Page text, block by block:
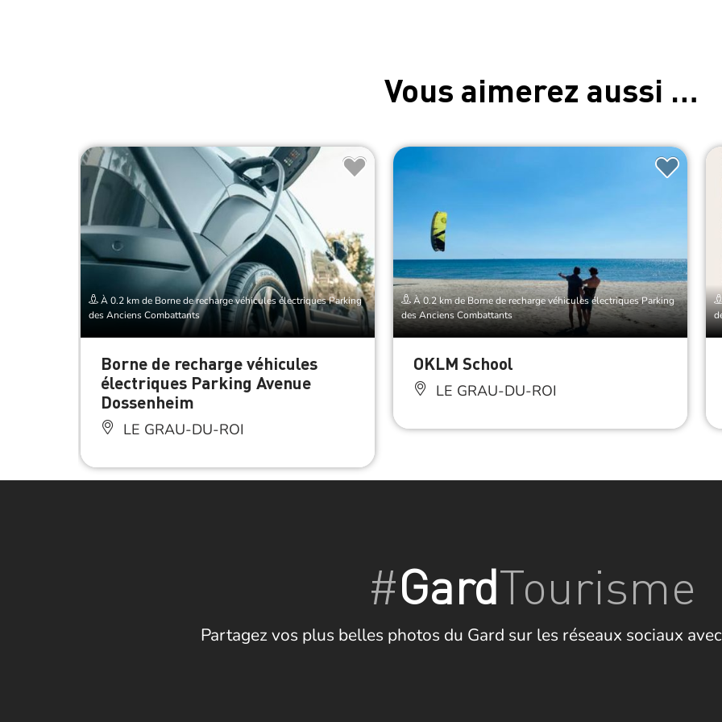
Vous aimerez aussi …
À 0.2 km de Borne de recharge véhicules électriques Parking
des Anciens Combattants
Borne de recharge véhicules
électriques Parking Avenue
Dossenheim
LE GRAU-DU-ROI
À 0.2 km de Borne de recharge véhicules électriques Parking
des Anciens Combattants
OKLM School
LE GRAU-DU-ROI
#GardTourisme
Partagez vos plus belles photos du Gard sur les réseaux sociaux